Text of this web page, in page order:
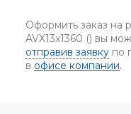
Оформить заказ на
AVX13x1360 () вы
отправив заявку по
в офисе компании.